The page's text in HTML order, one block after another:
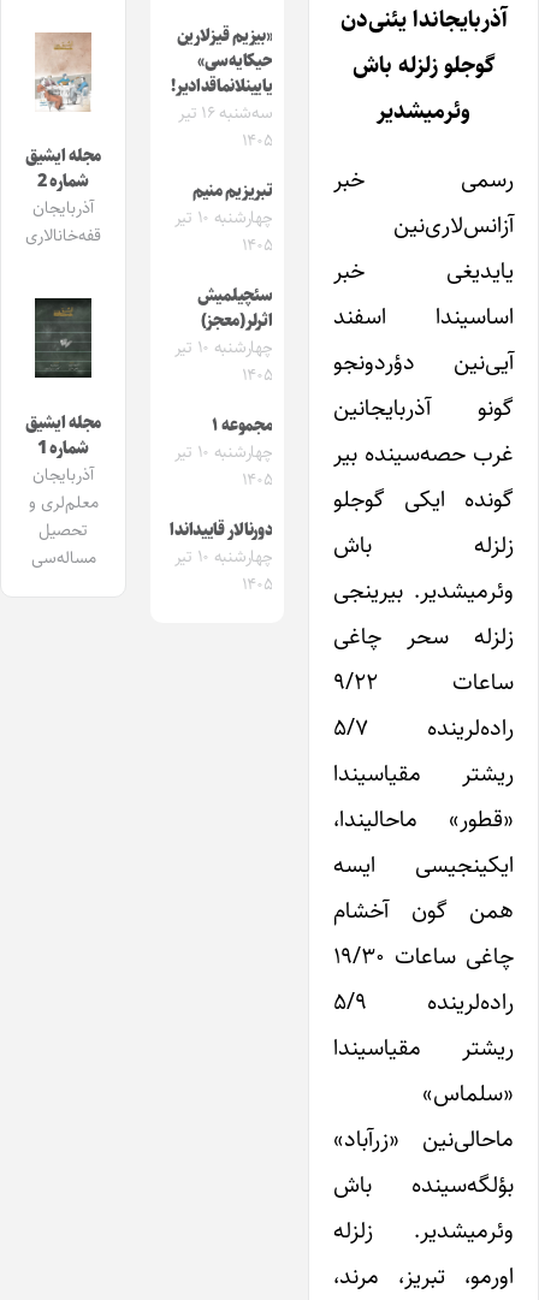
آذربایجاندا یئنی‌دن
گوجلو زلزله باش
وئرمیشدیر
رسمی خبر
آزانس‌لاری‌نین
یایدیغی خبر
اساسیندا اسفند
آیی‌نین دؤردونجو
گونو آذربایجانین
غرب حصه‌سینده بیر
گونده ایکی گوجلو
زلزله باش
وئرمیشدیر. بیرینجی
زلزله سحر چاغی
ساعات ۹/۲۲
راده‌لرینده ۵/۷
ریشتر مقیاسیندا
«قطور» ماحالیندا،
ایکینجیسی ایسه
همن گون آخشام
چاغی ساعات ۱۹/۳۰
راده‌لرینده ۵/۹
ریشتر مقیاسیندا
«سلماس»
ماحالی‌نین «زرآباد»
بؤلگه‌سینده باش
وئرمیشدیر. زلزله
اورمو، تبریز، مرند،
«بیزیم قیزلارین
حیکایه‌سی»
یایینلانماقدادیر!
سه‌شنبه ۱۶ تیر
۱۴۰۵
تبریزیم منیم
چهارشنبه ۱۰ تیر
۱۴۰۵
سئچیلمیش
اثرلر(معجز)
چهارشنبه ۱۰ تیر
۱۴۰۵
مجموعه ۱
چهارشنبه ۱۰ تیر
۱۴۰۵
دورنالار قاییداندا
چهارشنبه ۱۰ تیر
۱۴۰۵
مجله ایشیق
شماره 2
آذربایجان
قفه‌خانالاری
مجله ایشیق
شماره 1
آذربایجان
معلم‌لری و
تحصیل
مساله‌سی